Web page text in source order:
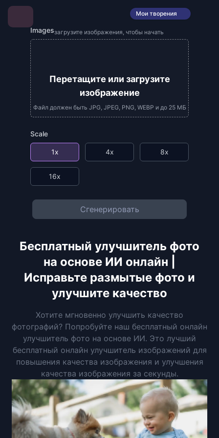
Мои творения
Imagesзагрузите изображения, чтобы начать
Перетащите или загрузите
изображение
Файл должен быть JPG, JPEG, PNG, WEBP и до 25 МБ
Scale
1x 4x 8x
16x
Сгенерировать
Бесплатный улучшитель фото
на основе ИИ онлайн |
Исправьте размытые фото и
улучшите качество
Хотите мгновенно улучшить качество
фотографий? Попробуйте наш бесплатный онлайн
улучшитель фото на основе ИИ. Это лучший
бесплатный онлайн улучшитель изображений для
повышения качества изображения и улучшения
качества изображения за секунды.